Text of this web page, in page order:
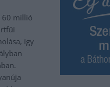
60 millió
így